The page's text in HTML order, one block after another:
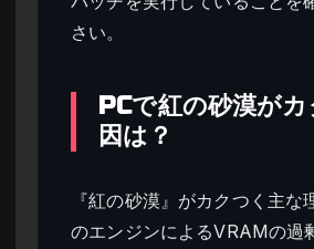
さい。
PCで紅の砂漠が
因は？
『紅の砂漠』がカクつく主な
のエンジンによるVRAMの過